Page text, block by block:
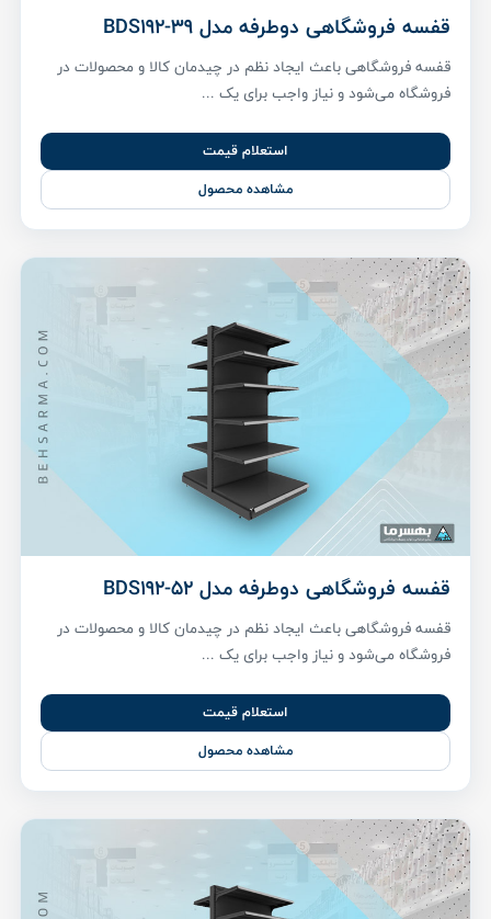
قفسه فروشگاهی دوطرفه مدل BDS192-39
قفسه فروشگاهی باعث ایجاد نظم در چیدمان کالا و محصولات در
فروشگاه می‌شود و نیاز واجب برای یک ...
استعلام قیمت
مشاهده محصول
قفسه فروشگاهی دوطرفه مدل BDS192-52
قفسه فروشگاهی باعث ایجاد نظم در چیدمان کالا و محصولات در
فروشگاه می‌شود و نیاز واجب برای یک ...
استعلام قیمت
مشاهده محصول